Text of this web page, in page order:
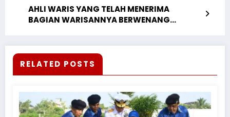
AHLI WARIS YANG TELAH MENERIMA
BAGIAN WARISANNYA BERWENANG
MENGALIHKAN HAK KEPADA PIHAK LAIN
RELATED POSTS